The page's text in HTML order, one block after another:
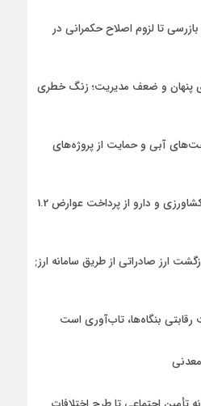
تا لزوم اصلاح حکمرانی در
پنهان و ضعف مدیریت؛ زنگ خطری
آبی و حمایت از پروژه‌های
معافیت 199 کالای اساسی کشاورزی و دارو از پرداخت عوارض 1.2
ارز صادراتی از طریق سامانه ارزی
بنگاه‌ها، تاب‌آوری است
معدنی